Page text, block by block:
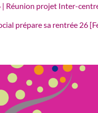
| Réunion projet Inter-
prépare sa rentrée 26